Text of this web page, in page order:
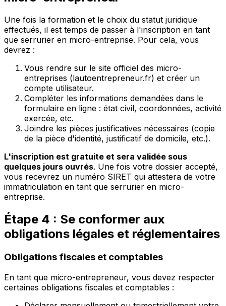
Une fois la formation et le choix du statut juridique
effectués, il est temps de passer à l'inscription en tant
que serrurier en micro-entreprise. Pour cela, vous
devrez :
Vous rendre sur le site officiel des micro-
entreprises (lautoentrepreneur.fr) et créer un
compte utilisateur.
Compléter les informations demandées dans le
formulaire en ligne : état civil, coordonnées, activité
exercée, etc.
Joindre les pièces justificatives nécessaires (copie
de la pièce d'identité, justificatif de domicile, etc.).
L'inscription est gratuite et sera validée sous
quelques jours ouvrés. Une fois votre dossier accepté,
vous recevrez un numéro SIRET qui attestera de votre
immatriculation en tant que serrurier en micro-
entreprise.
Étape 4 : Se conformer aux
obligations légales et réglementaires
Obligations fiscales et comptables
En tant que micro-entrepreneur, vous devez respecter
certaines obligations fiscales et comptables :